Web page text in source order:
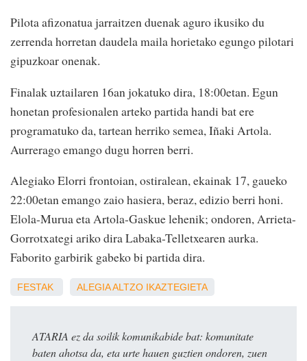
Pilota afizonatua jarraitzen duenak aguro ikusiko du
zerrenda horretan daudela maila horietako egungo pilotari
gipuzkoar onenak.
Finalak uztailaren 16an jokatuko dira, 18:00etan. Egun
honetan profesionalen arteko partida handi bat ere
programatuko da, tartean herriko semea, Iñaki Artola.
Aurrerago emango dugu horren berri.
Alegiako Elorri frontoian, ostiralean, ekainak 17, gaueko
22:00etan emango zaio hasiera, beraz, edizio berri honi.
Elola-Murua eta Artola-Gaskue lehenik; ondoren, Arrieta-
Gorrotxategi ariko dira Labaka-Telletxearen aurka.
Faborito garbirik gabeko bi partida dira.
FESTAK ALEGIAALTZO IKAZTEGIETA
ATARIA ez da soilik komunikabide bat: komunitate
baten ahotsa da, eta urte hauen guztien ondoren, zuen